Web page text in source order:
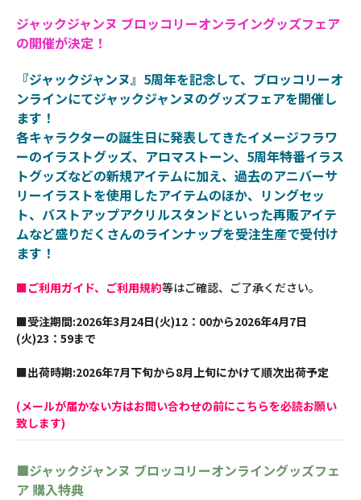
ジャックジャンヌ ブロッコリーオンライングッズフェア
の開催が決定！
『ジャックジャンヌ』5周年を記念して、ブロッコリーオ
ンラインにてジャックジャンヌのグッズフェアを開催し
ます！
各キャラクターの誕生日に発表してきたイメージフラワ
ーのイラストグッズ、アロマストーン、5周年特番イラス
トグッズなどの新規アイテムに加え、過去のアニバーサ
リーイラストを使用したアイテムのほか、リングセッ
ト、バストアップアクリルスタンドといった再販アイテ
ムなど盛りだくさんのラインナップを受注生産で受付け
ます！
■ご利用ガイド、ご利用規約等はご確認、ご了承ください。
■受注期間:2026年3月24日(火)12：00から2026年4月7日
(火)23：59まで
■出荷時期:2026年7月下旬から8月上旬にかけて順次出荷予定
(メールが届かない方はお問い合わせの前にこちらを必読お願い
致します)
■ジャックジャンヌ ブロッコリーオンライングッズフェ
ア 購入特典